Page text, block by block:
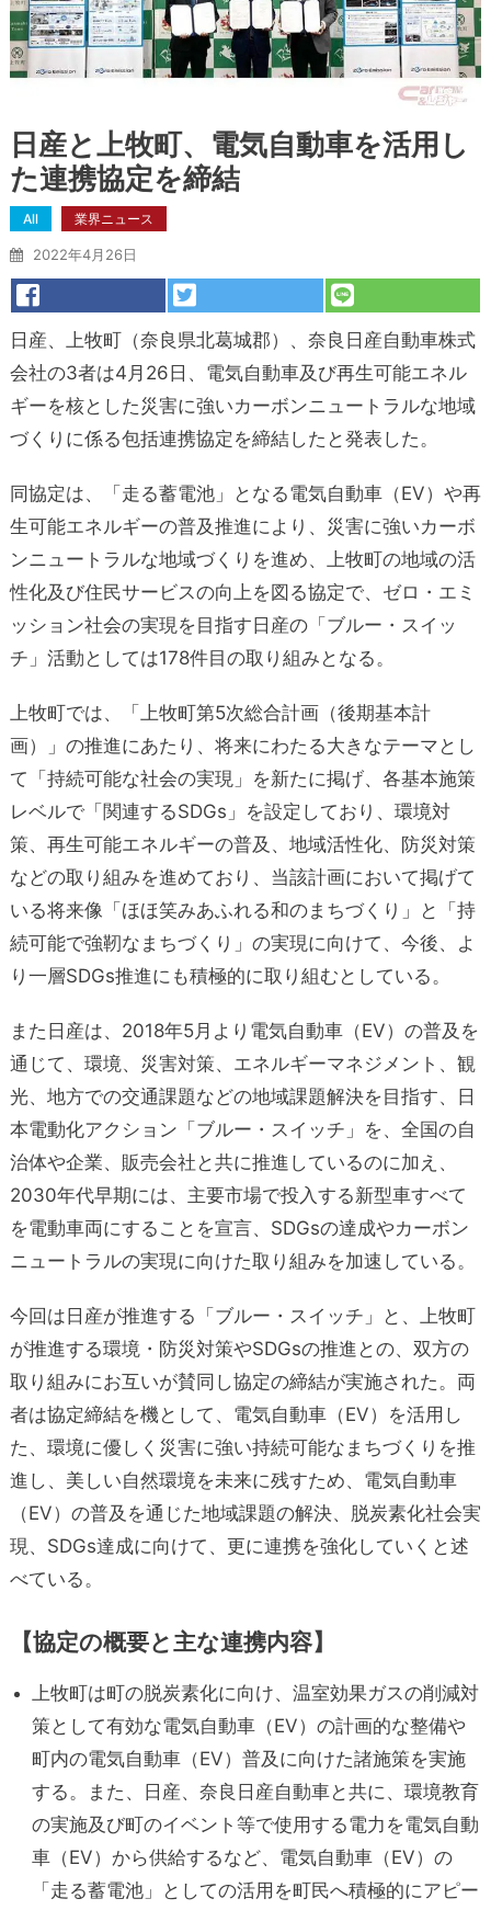
日産と上牧町、電気自動車を活用し
た連携協定を締結
All 業界ニュース
2022年4月26日
日産、上牧町（奈良県北葛城郡）、奈良日産自動車株式
会社の3者は4月26日、電気自動車及び再生可能エネル
ギーを核とした災害に強いカーボンニュートラルな地域
づくりに係る包括連携協定を締結したと発表した。
同協定は、「走る蓄電池」となる電気自動車（EV）や再
生可能エネルギーの普及推進により、災害に強いカーボ
ンニュートラルな地域づくりを進め、上牧町の地域の活
性化及び住民サービスの向上を図る協定で、ゼロ・エミ
ッション社会の実現を目指す日産の「ブルー・スイッ
チ」活動としては178件目の取り組みとなる。
上牧町では、「上牧町第5次総合計画（後期基本計
画）」の推進にあたり、将来にわたる大きなテーマとし
て「持続可能な社会の実現」を新たに掲げ、各基本施策
レベルで「関連するSDGs」を設定しており、環境対
策、再生可能エネルギーの普及、地域活性化、防災対策
などの取り組みを進めており、当該計画において掲げて
いる将来像「ほほ笑みあふれる和のまちづくり」と「持
続可能で強靭なまちづくり」の実現に向けて、今後、よ
り一層SDGs推進にも積極的に取り組むとしている。
また日産は、2018年5月より電気自動車（EV）の普及を
通じて、環境、災害対策、エネルギーマネジメント、観
光、地方での交通課題などの地域課題解決を目指す、日
本電動化アクション「ブルー・スイッチ」を、全国の自
治体や企業、販売会社と共に推進しているのに加え、
2030年代早期には、主要市場で投入する新型車すべて
を電動車両にすることを宣言、SDGsの達成やカーボン
ニュートラルの実現に向けた取り組みを加速している。
今回は日産が推進する「ブルー・スイッチ」と、上牧町
が推進する環境・防災対策やSDGsの推進との、双方の
取り組みにお互いが賛同し協定の締結が実施された。両
者は協定締結を機として、電気自動車（EV）を活用し
た、環境に優しく災害に強い持続可能なまちづくりを推
進し、美しい自然環境を未来に残すため、電気自動車
（EV）の普及を通じた地域課題の解決、脱炭素化社会実
現、SDGs達成に向けて、更に連携を強化していくと述
べている。
【協定の概要と主な連携内容】
上牧町は町の脱炭素化に向け、温室効果ガスの削減対
策として有効な電気自動車（EV）の計画的な整備や
町内の電気自動車（EV）普及に向けた諸施策を実施
する。また、日産、奈良日産自動車と共に、環境教育
の実施及び町のイベント等で使用する電力を電気自動
車（EV）から供給するなど、電気自動車（EV）の
「走る蓄電池」としての活用を町民へ積極的にアピー